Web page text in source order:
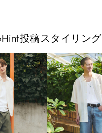
投稿スタイリング